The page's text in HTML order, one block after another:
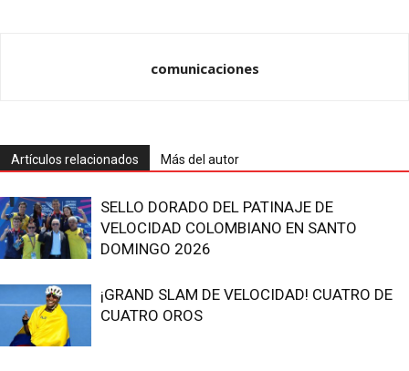
comunicaciones
Artículos relacionados Más del autor
SELLO DORADO DEL PATINAJE DE
VELOCIDAD COLOMBIANO EN SANTO
DOMINGO 2026
¡GRAND SLAM DE VELOCIDAD! CUATRO DE
CUATRO OROS